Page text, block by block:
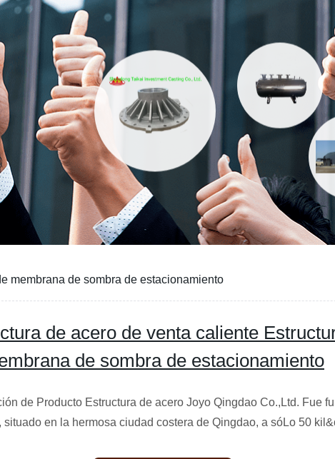
membrana de sombra de estacionamiento
de acero de venta caliente
de sombra de estacionamiento
de Producto Estructura de acero Joyo Qingdao Co.,Ltd. Fue
situado en la hermosa ciudad costera de Qingdao, a sóLo 50